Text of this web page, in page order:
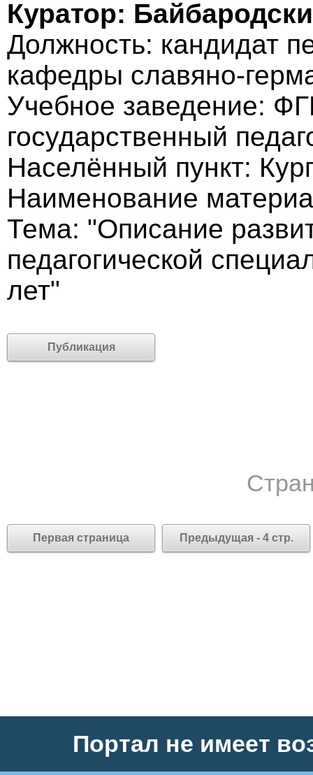
Куратор:
Должность: кандидат
кафедры славяно-
Учебное заведение:
государственный
Населённый пункт:
Наименование
Тема: "Описание
педагогической
лет"
Публикация
Первая страница Предыдущая - 4 стр.
Портал не имеет